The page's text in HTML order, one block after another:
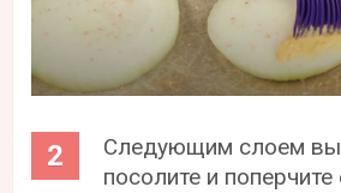
Следующим слоем
посолите и поперчите